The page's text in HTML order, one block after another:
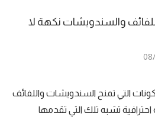
والسندويشات نكهة لا
التي تمنح السندويشات واللفائف
احترافية تشبه تلك التي تقدمها